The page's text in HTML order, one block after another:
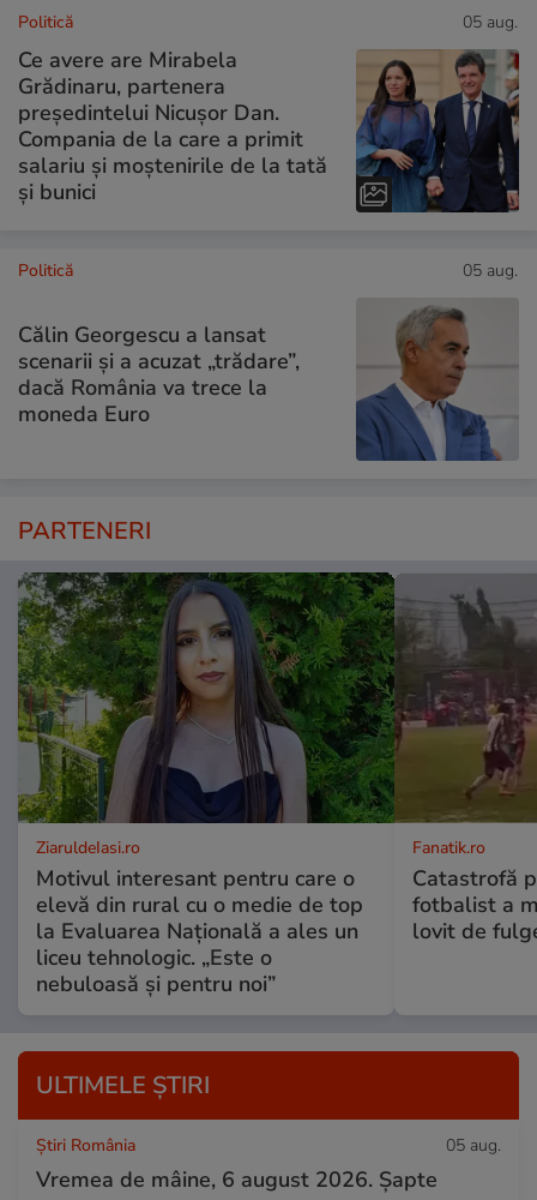
Politică 05 aug.
Ce avere are Mirabela
Grădinaru, partenera
președintelui Nicușor Dan.
Compania de la care a primit
salariu și moștenirile de la tată
și bunici
Politică 05 aug.
Călin Georgescu a lansat
scenarii și a acuzat „trădare”,
dacă România va trece la
moneda Euro
PARTENERI
ZiaruldeIasi.ro
Motivul interesant pentru care o
elevă din rural cu o medie de top
la Evaluarea Națională a ales un
liceu tehnologic. „Este o
nebuloasă și pentru noi”
Fanatik.ro
Catastrofă
fotbalist a
lovit de
ULTIMELE ȘTIRI
Știri România 05 aug.
Vremea de mâine, 6 august 2026. Șapte